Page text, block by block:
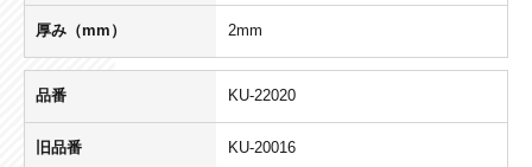
厚み（mm） 2mm
品番 KU-22020
旧品番 KU-20016